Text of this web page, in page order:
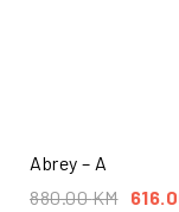
Abrey – A
880.00KM